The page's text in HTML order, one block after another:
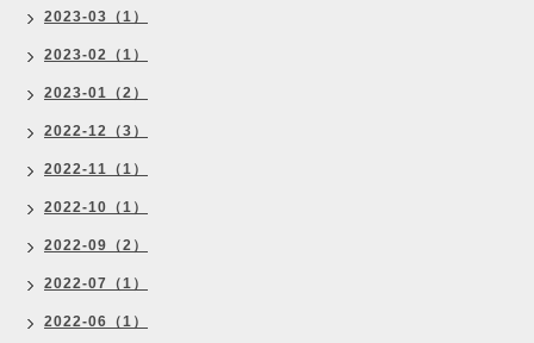
2023-03（1）
2023-02（1）
2023-01（2）
2022-12（3）
2022-11（1）
2022-10（1）
2022-09（2）
2022-07（1）
2022-06（1）